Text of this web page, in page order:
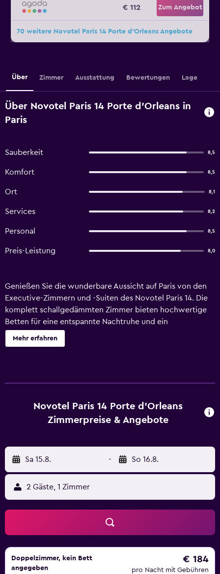
€ 112 Zum Angebot
70 weitere Novotel Paris 14 Porte d'Orleans Angebote
Über Zimmer Ausstattung Bewertungen Lage
Über Novotel Paris 14 Porte d'Orleans in
Paris
Sauberkeit 8,5
Komfort 8,5
Ort 8,1
Services 8,2
Personal 8,5
Preis-Leistung 8,0
Genießen Sie die wunderbare Aussicht auf Paris von den
Executive-Zimmern und -Suiten des Novotel Paris 14. Die
komplett schallgedämmten Zimmer bieten hochwertige
Betten für eine entspannte Nachtruhe und ein
Panoramafoto von den Dächern von Paris. Das Hotel bietet
5 Tagungsräume und einen Arbeitsbereich im
Mehr erfahren
Novotel Paris 14 Porte d'Orleans
Zimmerpreise & Angebote
Sa 15.8. - So 16.8.
2 Gäste, 1 Zimmer
Doppelzimmer, kein Bett
angegeben
€ 184
pro Nacht mit Gebühren